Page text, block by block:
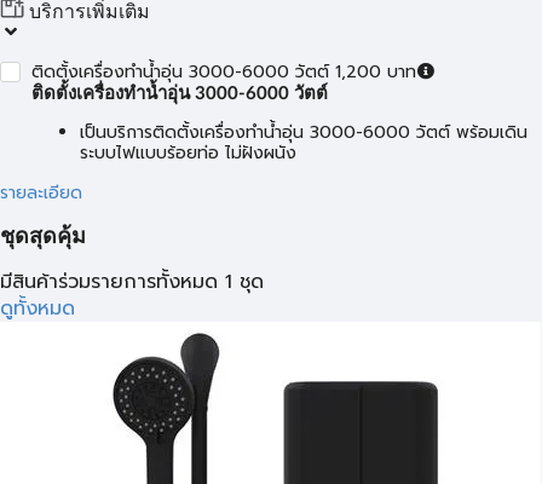
บริการเพิ่มเติม
ติดตั้งเครื่องทำน้ำอุ่น 3000-6000 วัตต์ 1,200 บาท
ติดตั้งเครื่องทำน้ำอุ่น 3000-6000 วัตต์
เป็นบริการติดตั้งเครื่องทำน้ำอุ่น 3000-6000 วัตต์ พร้อมเดิน
ระบบไฟแบบร้อยท่อ ไม่ฝังผนัง
รายละเอียด
ชุดสุดคุ้ม
มีสินค้าร่วมรายการทั้งหมด 1 ชุด
ดูทั้งหมด